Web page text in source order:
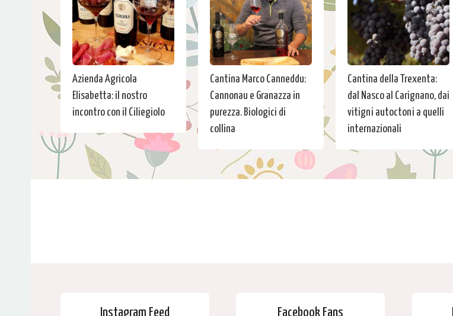
Azienda Agricola
Elisabetta: il nostro
incontro con il Ciliegiolo
Cantina Marco Canneddu:
Cannonau e Granazza in
purezza. Biologici di
collina
Cantina della Trexenta:
dal Nasco al Carignano, dai
vitigni autoctoni a quelli
internazionali
Instagram Feed Facebook Fans